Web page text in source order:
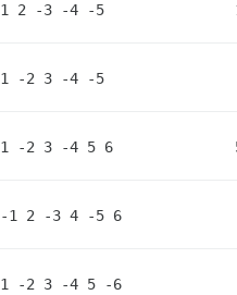
1 2 -3 -4 -5
1 -2 3 -4 -5
1 -2 3 -4 5 6
-1 2 -3 4 -5 6
1 -2 3 -4 5 -6